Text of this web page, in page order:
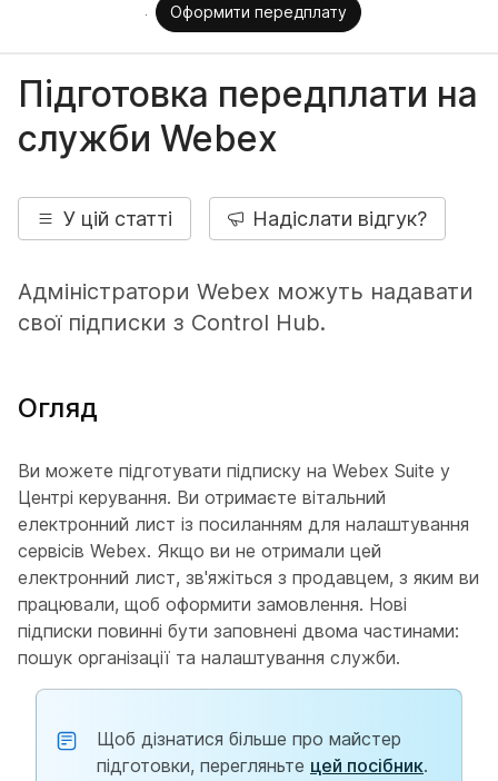
Оформити передплату
Підготовка передплати на
служби Webex
У цій статті Надіслати відгук?
Адміністратори Webex можуть надавати
свої підписки з Control Hub.
Огляд
Ви можете підготувати підписку на Webex Suite у
Центрі керування. Ви отримаєте вітальний
електронний лист із посиланням для налаштування
сервісів Webex. Якщо ви не отримали цей
електронний лист, зв'яжіться з продавцем, з яким ви
працювали, щоб оформити замовлення. Нові
підписки повинні бути заповнені двома частинами:
пошук організації та налаштування служби.
Щоб дізнатися більше про майстер
підготовки, перегляньте цей посібник.